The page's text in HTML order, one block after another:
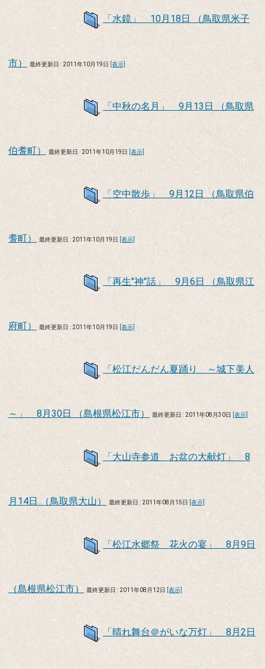
「水鏡」 10月18日 （鳥取県米子
市） 最終更新日 : 2011年10月19日 [表示]
「中秋の名月」 9月13日 （鳥取県
伯耆町） 最終更新日 : 2011年10月19日 [表示]
「空中散歩」 9月12日 （鳥取県伯
耆町） 最終更新日 : 2011年10月19日 [表示]
「再生"神"話」 9月6日 （鳥取県江
府町） 最終更新日 : 2011年10月19日 [表示]
「松江だんだん夏踊り ～城下美人
～」 8月30日 （島根県松江市） 最終更新日 : 2011年08月30日 [表示]
「大山寺参道 お盆の大献灯」 8
月14日 （鳥取県大山） 最終更新日 : 2011年08月15日 [表示]
「松江水郷祭 花火の宴」 8月9日
（島根県松江市） 最終更新日 : 2011年08月12日 [表示]
「晴れ舞台＠がいな万灯」 8月2日